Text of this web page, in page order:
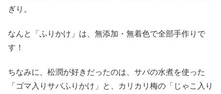
ぎり。
なんと「ふりかけ」は、無添加・無着色で全部手作りで
す！
ちなみに、松潤が好きだったのは、サバの水煮を使った
「ゴマ入りサバふりかけ」と、カリカリ梅の「じゃこ入り